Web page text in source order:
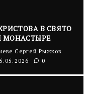
В СВЯТО
Сергей Рыжков
0